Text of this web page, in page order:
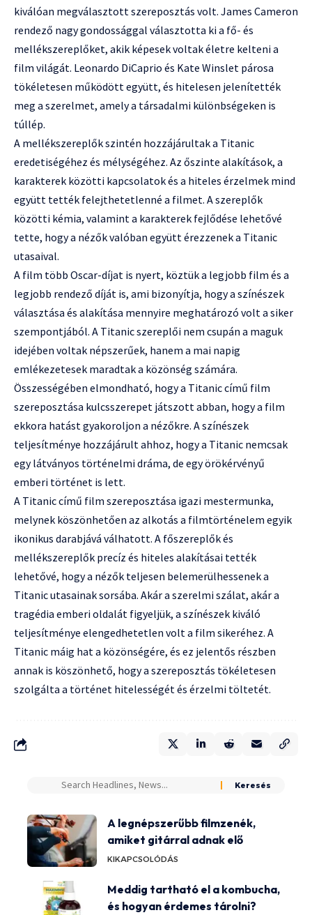
kiválóan megválasztott szereposztás volt. James Cameron
rendező nagy gondossággal választotta ki a fő- és
mellékszereplőket, akik képesek voltak életre kelteni a
film világát. Leonardo DiCaprio és Kate Winslet párosa
tökéletesen működött együtt, és hitelesen jelenítették
meg a szerelmet, amely a társadalmi különbségeken is
túllép.
A mellékszereplők szintén hozzájárultak a Titanic
eredetiségéhez és mélységéhez. Az őszinte alakítások, a
karakterek közötti kapcsolatok és a hiteles érzelmek mind
együtt tették felejthetetlenné a filmet. A szereplők
közötti kémia, valamint a karakterek fejlődése lehetővé
tette, hogy a nézők valóban együtt érezzenek a Titanic
utasaival.
A film több Oscar-díjat is nyert, köztük a legjobb film és a
legjobb rendező díját is, ami bizonyítja, hogy a színészek
választása és alakítása mennyire meghatározó volt a siker
szempontjából. A Titanic szereplői nem csupán a maguk
idejében voltak népszerűek, hanem a mai napig
emlékezetesek maradtak a közönség számára.
Összességében elmondható, hogy a Titanic című film
szereposztása kulcsszerepet játszott abban, hogy a film
ekkora hatást gyakoroljon a nézőkre. A színészek
teljesítménye hozzájárult ahhoz, hogy a Titanic nemcsak
egy látványos történelmi dráma, de egy örökérvényű
emberi történet is lett.
A Titanic című film szereposztása igazi mestermunka,
melynek köszönhetően az alkotás a filmtörténelem egyik
ikonikus darabjává válhatott. A főszereplők és
mellékszereplők precíz és hiteles alakításai tették
lehetővé, hogy a nézők teljesen belemerülhessenek a
Titanic utasainak sorsába. Akár a szerelmi szálat, akár a
tragédia emberi oldalát figyeljük, a színészek kiváló
teljesítménye elengedhetetlen volt a film sikeréhez. A
Titanic máig hat a közönségére, és ez jelentős részben
annak is köszönhető, hogy a szereposztás tökéletesen
szolgálta a történet hitelességét és érzelmi töltetét.
A legnépszerűbb filmzenék,
amiket gitárral adnak elő
KIKAPCSOLÓDÁS
Meddig tartható el a kombucha,
és hogyan érdemes tárolni?